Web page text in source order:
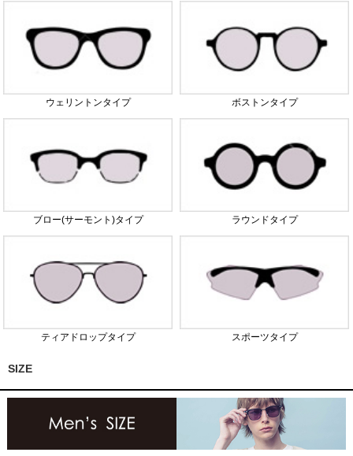
ウェリントンタイプ ボストンタイプ
ブロー(サーモント)タイプ ラウンドタイプ
ティアドロップタイプ スポーツタイプ
SIZE